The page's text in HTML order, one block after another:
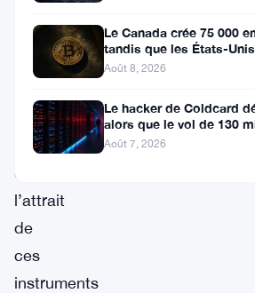
ETF
Bitcoin,
résilience
et
l’attrait
de
ces
instruments
Le Canada crée 75 000
tandis que les États-
000, Bitcoin reste à 65K
Août 8, 2026
Le hacker de Coldcard
alors que le vol de 130
entre dans une nouvelle
Août 7, 2026